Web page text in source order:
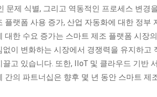
문제 식별, 그리고 역동적인 프로세스 변경
플랫폼 사용 증가, 산업 자동화에 대한 정부
대한 수요 증가는 스마트 제조 플랫폼 시장
없이 변화하는 시장에서 경쟁력을 유지하
고 있습니다. 또한, IIoT 및 클라우드 기반
간의 파트너십은 향후 몇 년 동안 스마트